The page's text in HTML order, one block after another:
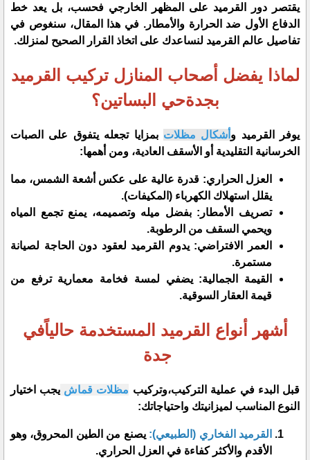
يقتصر دور القرميد على المظهر الخارجي فحسب، بل يعد خط
الدفاع الأول ضد الحرارة والأمطار. في هذا المقال، سنغوص في
تفاصيل عالم القرميد لنساعدك على اتخاذ القرار الصحيح لمنزلك.
لماذا يفضل أصحاب المنازل تركيب القرميد
بجدةحي البساتين؟
​يوفر القرميد و أشكال مظلات بمزايا تجعله يتفوق على الصبات
الخرسانية التقليدية أو الأسقف العادية، ومن أهمها:
​العزل الحراري: قدرة عالية على عكس أشعة الشمس، مما
يقلل استهلاك الكهرباء (المكيفات).
​تصريف الأمطار: بفضل ميله وتصميمه، يمنع تجمع المياه
ويحمي السقف من الرطوبة.
​العمر الافتراضي: يدوم القرميد لعقود دون الحاجة لصيانة
مستمرة.
​القيمة الجمالية: يضفي لمسة فخامة معمارية ترفع من
قيمة العقار السوقية.
​أشهر أنواع القرميد المستخدمة حالياًفي
جدة
​قبل البدء في عملية التركيب،وتركيب مظلات قماش يجب اختيار
النوع المناسب لميزانيتك واحتياجاتك:
القرميد الفخاري (الطبيعي): يصنع من الطين المحروق، وهو
الأقدم والأكثر كفاءة في العزل الحراري.